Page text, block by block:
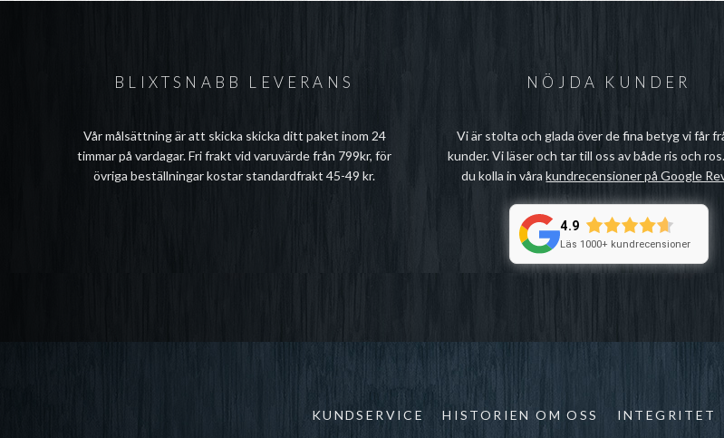
BLIXTSNABB LEVERANS
Vår målsättning är att skicka skicka ditt paket inom 24
timmar på vardagar. Fri frakt vid varuvärde från 799kr, för
övriga beställningar kostar standardfrakt 45-49 kr.
NÖJDA KUNDER
Vi är stolta och glada över de fina betyg vi får
kunder. Vi läser och tar till oss av både ris och
du kolla in vårakundrecensioner på Google
4.9
Läs 1000+ kundrecensioner
KUNDSERVICE HISTORIEN OM OSS INTEGRITET